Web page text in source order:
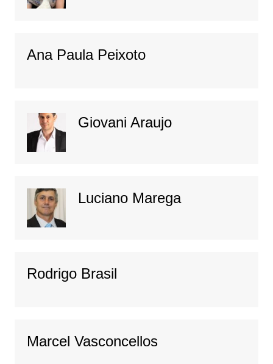
Ana Paula Peixoto
Giovani Araujo
Luciano Marega
Rodrigo Brasil
Marcel Vasconcellos